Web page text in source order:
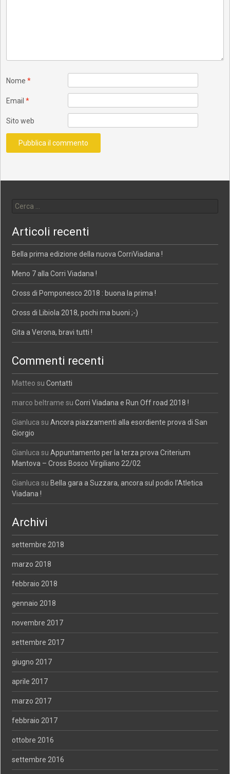
Nome*
Email*
Sito web
Articoli recenti
Bella prima edizione della nuova CorriViadana !
Meno 7 alla Corri Viadana !
Cross di Pomponesco 2018 : buona la prima !
Cross di Libiola 2018, pochi ma buoni ;-)
Gita a Verona, bravi tutti !
Commenti recenti
Matteo suContatti
marco beltrame suCorri Viadana e Run Off road 2018 !
Gianluca suAncora piazzamenti alla esordiente prova di San
Giorgio
Gianluca suAppuntamento per la terza prova Criterium
Mantova – Cross Bosco Virgiliano 22/02
Gianluca su Bella gara a Suzzara, ancora sul podio l’Atletica
Viadana !
Archivi
settembre 2018
marzo 2018
febbraio 2018
gennaio 2018
novembre 2017
settembre 2017
giugno 2017
aprile 2017
marzo 2017
febbraio 2017
ottobre 2016
settembre 2016